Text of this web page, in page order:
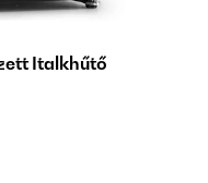
Italkhűtő